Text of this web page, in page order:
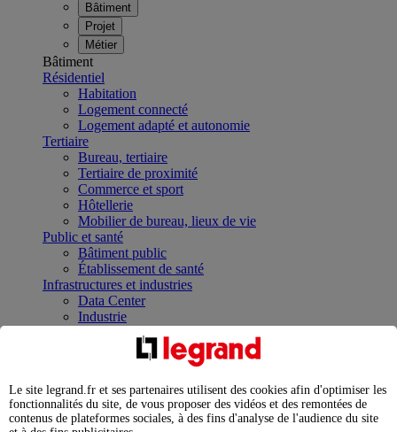
Bâtiment
Projet
Métier
Bâtiment
Résidentiel
Habitation
Logement connecté
Logement adapté et autonomie
Tertiaire
Bureau, tertiaire
Tertiaire de proximité
Commerce et sport
Hôtellerie
Mobilier de bureau, lieux de vie
Public et santé
Bâtiment public
Établissement de santé
Infrastructures et industries
Data Center
Industrie
Infrastructures
Contrôler et planifier le fonctionnement des appareils
Répartir et optimiser son tableau électrique
Legrand Data Center Solutions : concentrer les
expertises au service de vos performances
Le site legrand.fr et ses partenaires utilisent des cookies afin d'optimiser les
fonctionnalités du site, de vous proposer des vidéos et des remontées de
contenus de plateformes sociales, à des fins d'analyse de l'audience du site